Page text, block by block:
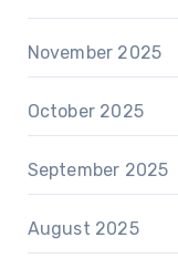
November 2025
October 2025
September 2025
August 2025